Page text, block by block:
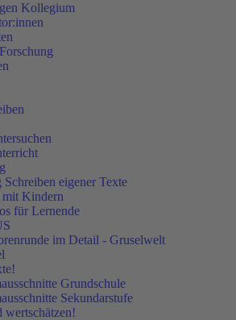
Kollegium
Schreiben eigener Texte
Kindern
für Lernende
im Detail - Gruselwelt
Grundschule
Sekundarstufe
wertschätzen!